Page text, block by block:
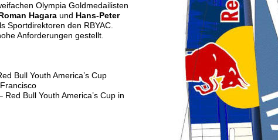
Olympia Goldmedailisten
Hagara und Hans-Peter
Sportdirektoren den RBYAC.
Anforderungen gestellt.
Bull Youth America’s Cup
Red Bull Youth America’s Cup in